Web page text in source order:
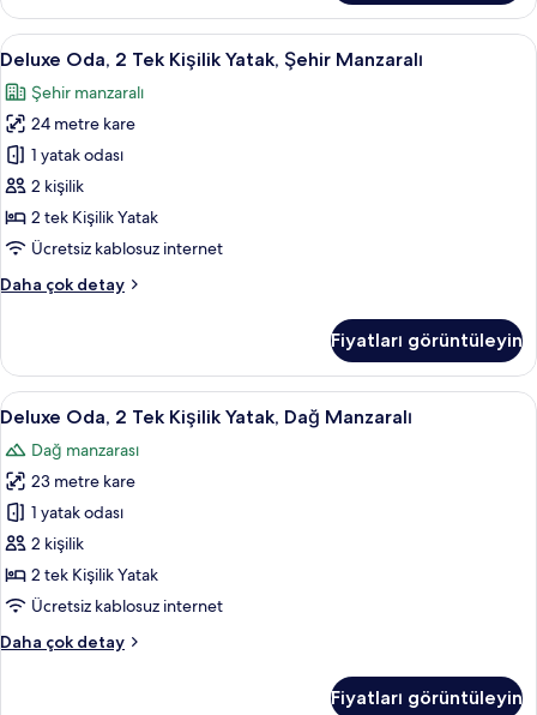
görün
(Queen)
Boy
Yatak,
Manzaralı
hakkında
daha
fazla
detay
Deluxe
Oda,
2
Tek
Kişilik
Yatak,
Şehir
Manzaralı
tüm
Kaliteli yatak takımı, odada kasa, masa
2
Deluxe Oda, 2 Tek Kişilik Yatak, Şehir Manzaralı
Şehir manzaralı
24 metre kare
1 yatak odası
2 kişilik
2 tek Kişilik Yatak
Ücretsiz kablosuz internet
Daha çok detay
Deluxe
Kişilik
Yatak,
Şehir
hakkında
daha
fazla
detay
Fiyatları görüntüleyin
Deluxe
Oda,
2
Tek
Kişilik
Yatak,
Dağ
Manzaralı
tüm
Kaliteli yatak takımı, odada kasa, masa
2
Deluxe Oda, 2 Tek Kişilik Yatak, Dağ Manzaralı
Dağ manzarası
23 metre kare
1 yatak odası
2 kişilik
2 tek Kişilik Yatak
Ücretsiz kablosuz internet
Daha çok detay
Deluxe
Fiyatları görüntüleyin